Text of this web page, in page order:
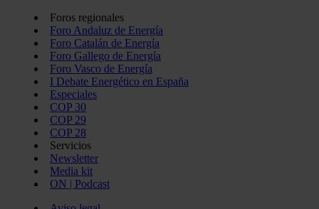
Foros regionales
Foro Andaluz de Energía
Foro Catalán de Energía
Foro Gallego de Energía
Foro Vasco de Energía
I Debate Energético en España
Especiales
COP 30
COP 29
COP 28
Servicios
Newsletter
Media kit
ON | Podcast